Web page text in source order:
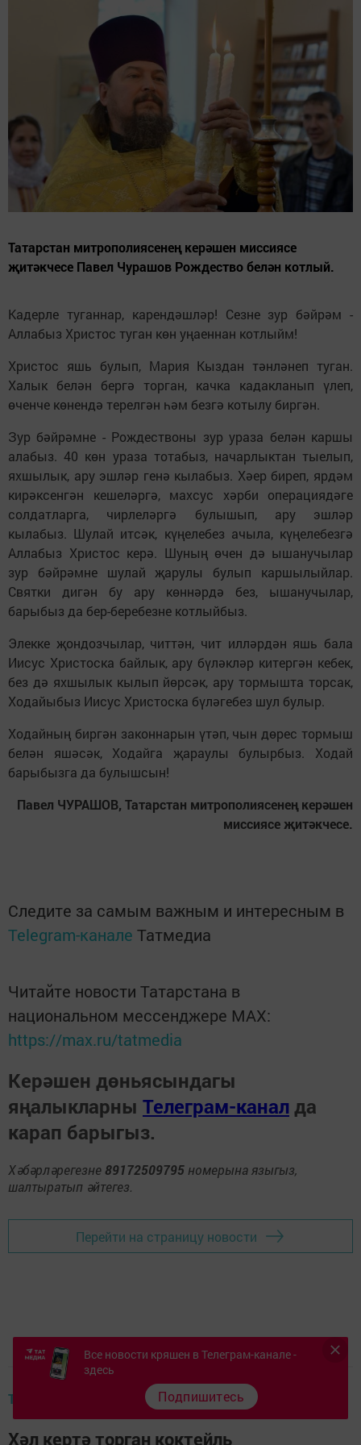
Татарстан митрополиясенең керәшен миссиясе
җитәкчесе Павел Чурашов Рождество белән котлый.
Кадерле туганнар, карендәшләр! Сезне зур бәйрәм -
Аллабыз Христос туган көн уңаеннан котлыйм!
Христос яшь булып, Мария Кыздан тәнләнеп туган.
Халык белән бергә торган, качка кадакланып үлеп,
өченче көнендә терелгән һәм безгә котылу биргән.
Зур бәйрәмне - Рождествоны зур ураза белән каршы
алабыз. 40 көн ураза тотабыз, начарлыктан тыелып,
яхшылык, ару эшләр генә кылабыз. Хәер биреп, ярдәм
кирәксенгән кешеләргә, махсус хәрби операциядәге
солдатларга, чирлеләргә булышып, ару эшләр
кылабыз. Шулай итсәк, күңелебез ачыла, күңелебезгә
Аллабыз Христос керә. Шуның өчен дә ышанучылар
зур бәйрәмне шулай җарулы булып каршылыйлар.
Святки дигән бу ару көннәрдә без, ышанучылар,
барыбыз да бер-беребезне котлыйбыз.
Элекке җондозчылар, читтән, чит илләрдән яшь бала
Иисус Христоска байлык, ару бүләкләр китергән кебек,
без дә яхшылык кылып йөрсәк, ару тормышта торсак,
Ходайыбыз Иисус Христоска бүләгебез шул булыр.
Ходайның биргән законнарын үтәп, чын дөрес тормыш
белән яшәсәк, Ходайга җараулы булырбыз. Ходай
барыбызга да булышсын!
Павел ЧУРАШОВ, Татарстан митрополиясенең керәшен
миссиясе җитәкчесе.
Следите за самым важным и интересным в
Telegram-канале Татмедиа
Читайте новости Татарстана в
национальном мессенджере MАХ:
https://max.ru/tatmedia
Керәшен дөньясындагы
яңалыкларны Телеграм-канал да
карап барыгыз.
Хәбәрләрегезне 89172509795 номерына языгыз,
шалтыратып әйтегез.
Перейти на страницу новости
ТӨРЛЕДӘН-ТӨРЛЕ НИ ТӨРЛЕ
Хәл кертә торган коктейль
Все новости кряшен в Телеграм-канале -
здесь
Подпишитесь